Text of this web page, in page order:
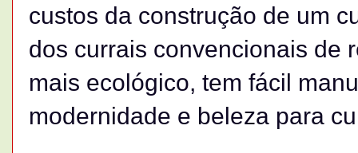
custos da construção de um
dos currais convencionais de
mais ecológico, tem fácil
modernidade e beleza para